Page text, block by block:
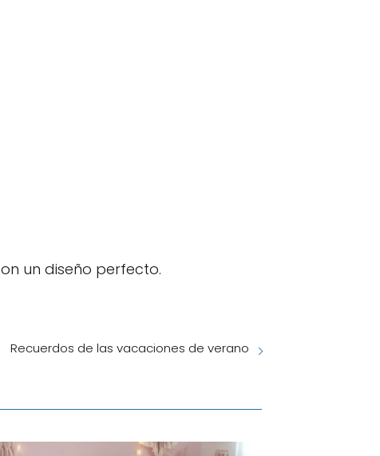
un diseño perfecto.
Recuerdos de las vacaciones de verano